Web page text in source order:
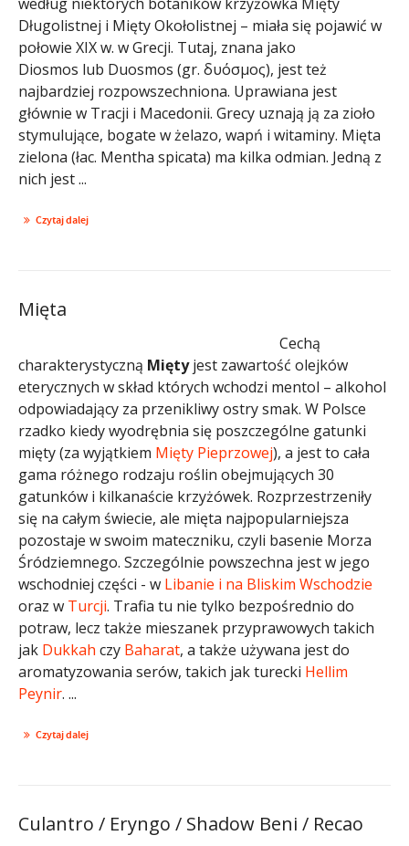
Długolistnej i Mięty Okołolistnej – miała się pojawić w
połowie XIX w. w Grecji. Tutaj, znana jako
Diosmos lub Duosmos (gr. δυόσμος), jest też
najbardziej rozpowszechniona. Uprawiana jest
głównie w Tracji i Macedonii. Grecy uznają ją za zioło
stymulujące, bogate w żelazo, wapń i witaminy. Mięta
zielona (łac. Mentha spicata) ma kilka odmian. Jedną z
nich jest ...
Czytaj dalej
Mięta
Cechą
charakterystyczną Miętyjest zawartość olejków
eterycznych w skład których wchodzi mentol – alkohol
odpowiadający za przenikliwy ostry smak. W Polsce
rzadko kiedy wyodrębnia się poszczególne gatunki
mięty (za wyjątkiem Mięty Pieprzowej), a jest to cała
gama różnego rodzaju roślin obejmujących 30
gatunków i kilkanaście krzyżówek. Rozprzestrzeniły
się na całym świecie, ale mięta najpopularniejsza
pozostaje w swoim mateczniku, czyli basenie Morza
Śródziemnego. Szczególnie powszechna jest w jego
wschodniej części - w Libanie i na Bliskim Wschodzie
oraz w Turcji. Trafia tu nie tylko bezpośrednio do
potraw, lecz także mieszanek przyprawowych takich
jak Dukkah czy Baharat, a także używana jest do
aromatyzowania serów, takich jak turecki Hellim
Peynir. ...
Czytaj dalej
Culantro / Eryngo / Shadow Beni / Recao